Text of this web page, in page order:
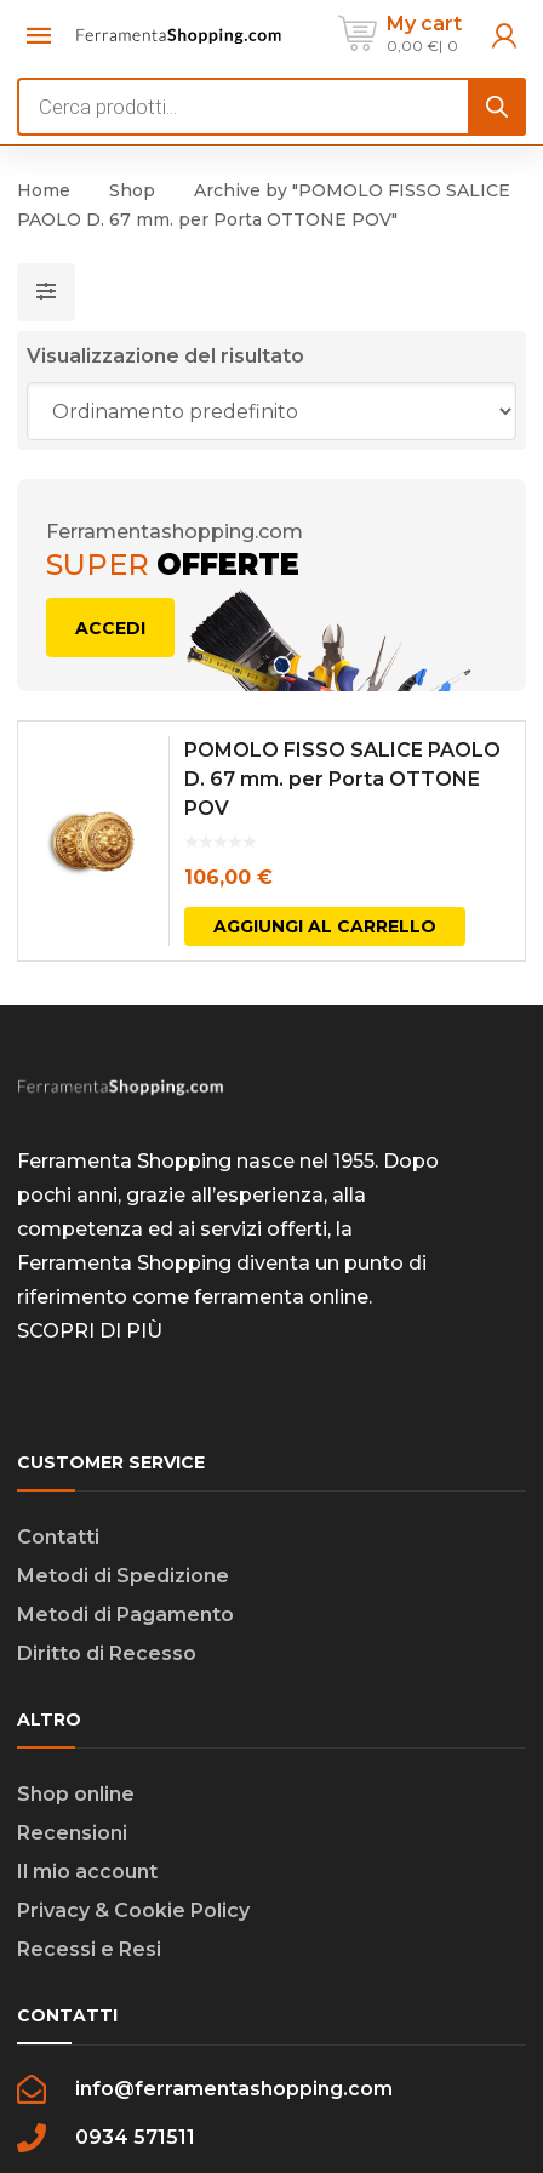
My cart
0,00 € 0
search
Home Shop
Archive by "POMOLO FISSO SALICE
PAOLO D. 67 mm. per Porta OTTONE POV"
Visualizzazione del risultato
Ferramentashopping.com
SUPER OFFERTE
ACCEDI
POMOLO FISSO SALICE PAOLO
D. 67 mm. per Porta OTTONE
POV
106,00 €
AGGIUNGI AL CARRELLO
Ferramenta Shopping nasce nel 1955. Dopo
pochi anni, grazie all’esperienza, alla
competenza ed ai servizi offerti, la
Ferramenta Shopping diventa un punto di
riferimento come ferramenta online.
SCOPRI DI PIÙ
CUSTOMER SERVICE
Contatti
Metodi di Spedizione
Metodi di Pagamento
Diritto di Recesso
ALTRO
Shop online
Recensioni
Il mio account
Privacy & Cookie Policy
Recessi e Resi
CONTATTI
info@ferramentashopping.com
0934 571511